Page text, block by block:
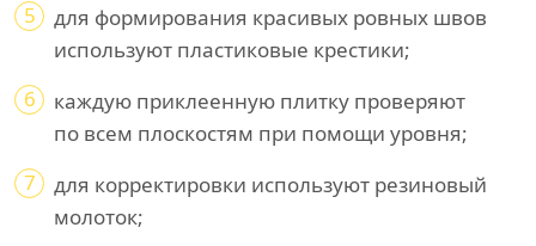
5
для формирования красивых ровных швов
используют пластиковые крестики;
6
каждую приклеенную плитку проверяют
по всем плоскостям при помощи уровня;
7
для корректировки используют резиновый
молоток;